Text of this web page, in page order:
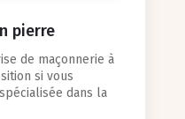
pierre
de maçonnerie à
si vous
dans la